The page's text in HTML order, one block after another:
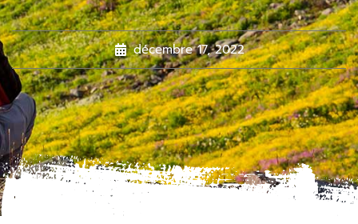
décembre 17, 2022